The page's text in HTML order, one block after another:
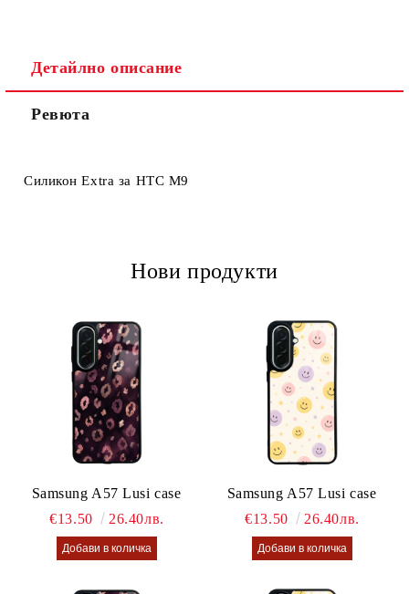
Детайлно описание
Ревюта
Силикон Extra за HTC M9
Нови продукти
Samsung A57 Lusi case
€13.50
26.40лв.
Samsung A57 Lusi case
€13.50
26.40лв.